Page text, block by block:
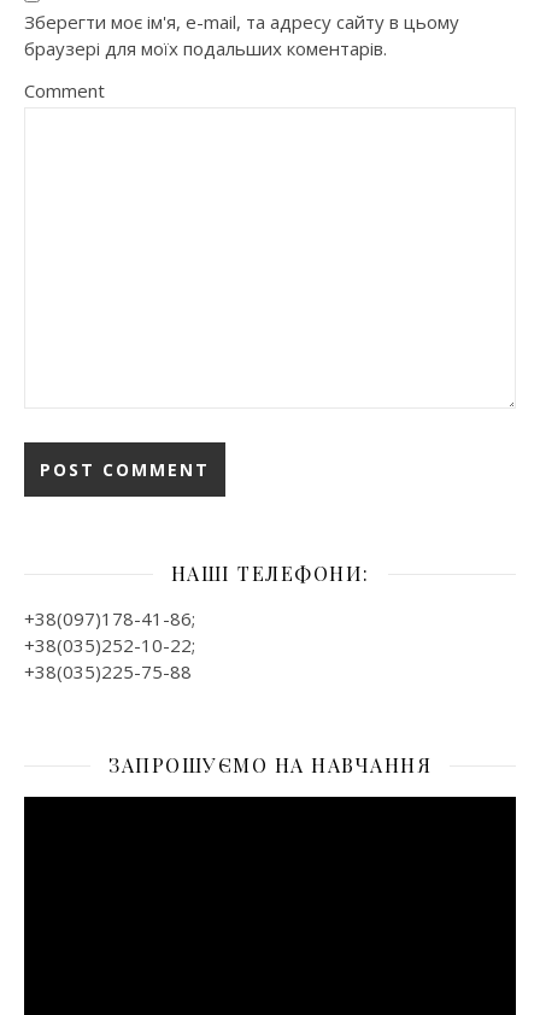
Зберегти моє ім'я, e-mail, та адресу сайту в цьому
браузері для моїх подальших коментарів.
Comment
НАШІ ТЕЛЕФОНИ:
+38(097)178-41-86;
+38(035)252-10-22;
+38(035)225-75-88
ЗАПРОШУЄМО НА НАВЧАННЯ
Відеопрогравач